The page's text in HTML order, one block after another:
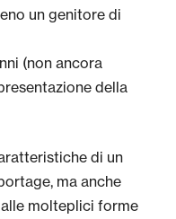
un genitore di
(non ancora
della
di un
ma anche
molteplici forme